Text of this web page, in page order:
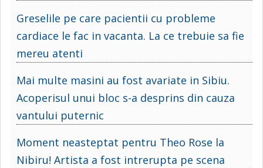
Greselile pe care pacientii cu probleme
cardiace le fac in vacanta. La ce trebuie sa fie
mereu atenti
Mai multe masini au fost avariate in Sibiu.
Acoperisul unui bloc s-a desprins din cauza
vantului puternic
Moment neasteptat pentru Theo Rose la
Nibiru! Artista a fost intrerupta pe scena